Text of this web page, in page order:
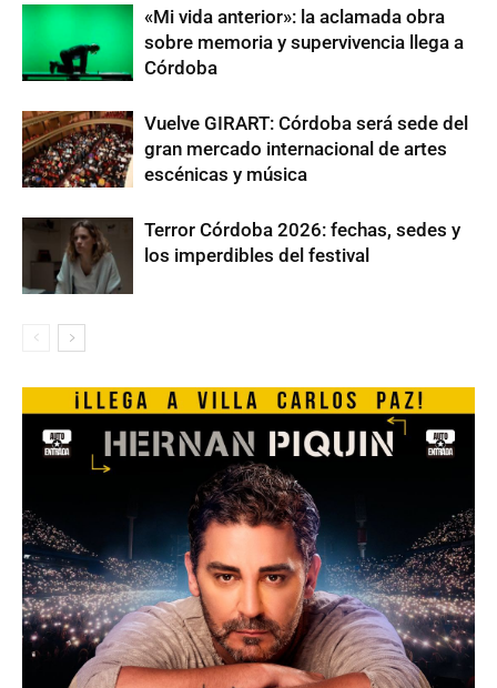
«Mi vida anterior»: la aclamada obra
sobre memoria y supervivencia llega a
Córdoba
Vuelve GIRART: Córdoba será sede del
gran mercado internacional de artes
escénicas y música
Terror Córdoba 2026: fechas, sedes y
los imperdibles del festival